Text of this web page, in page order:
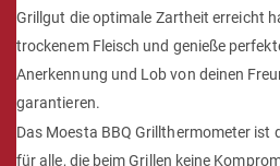
Grillgut die optimale Zartheit erreicht
trockenem Fleisch und genieße
Anerkennung und Lob von deinen
garantieren.
Das Moesta BBQ Grillthermometer ist
für alle, die beim Grillen keine